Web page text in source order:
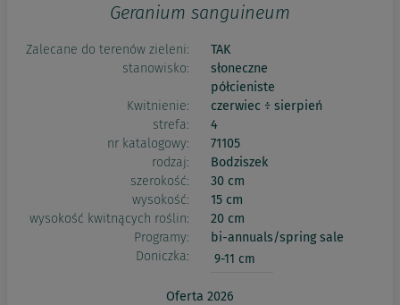
Geranium sanguineum
Zalecane do terenów zieleni:
TAK
stanowisko:
słoneczne
półcieniste
Kwitnienie:
czerwiec ÷ sierpień
strefa:
4
nr katalogowy:
71105
rodzaj:
Bodziszek
szerokość:
30 cm
wysokość:
15 cm
wysokość kwitnących roślin:
20 cm
Programy:
bi-annuals/spring sale
Doniczka:
9-11 cm
Oferta 2026